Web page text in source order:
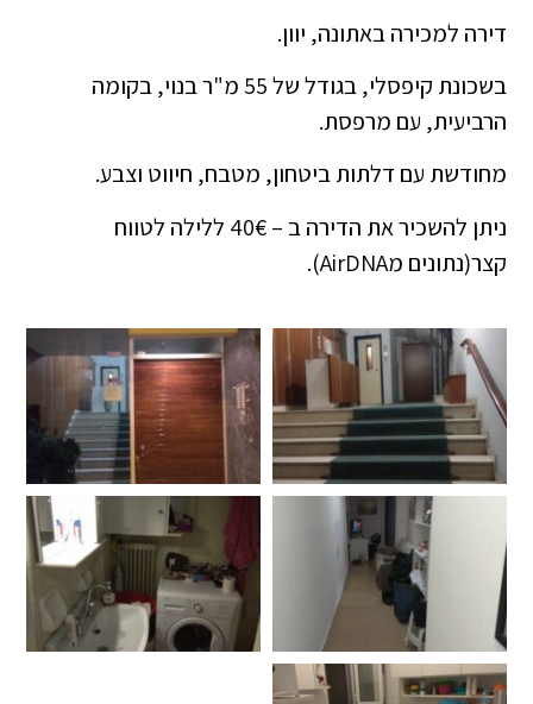
דירה למכירה באתונה, יוון.
בשכונת קיפסלי, בגודל של 55 מ"ר בנוי, בקומה
הרביעית, עם מרפסת.
מחודשת עם דלתות ביטחון, מטבח, חיווט וצבע.
ניתן להשכיר את הדירה ב – 40€ ללילה לטווח
קצר(נתונים מAirDNA).